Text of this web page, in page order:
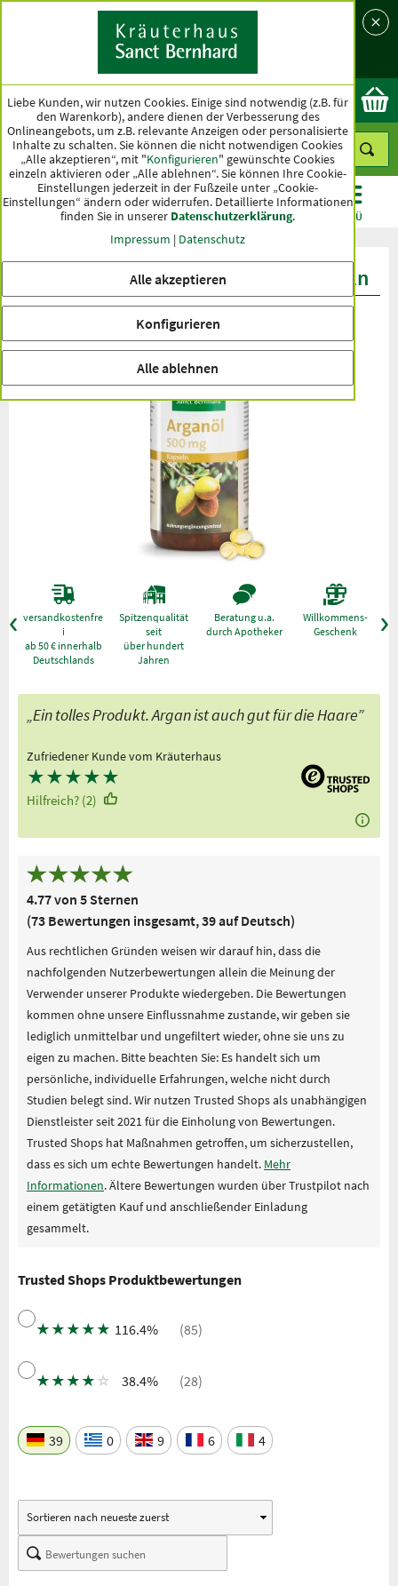
Land
Ok
KATEGORIEN ANGEBOTE TOPSELLER MENÜ
Produktbewertungen Arganöl-Kapseln
versandkostenfre
i
ab 50 € innerhalb
Deutschlands
Spitzenqualität
seit
über hundert
Jahren
Beratung u.a.
durch Apotheker
Willkommens-
Geschenk
„Ein tolles Produkt. Argan ist auch gut für die Haare”
Zufriedener Kunde vom Kräuterhaus
★★★★★
Hilfreich? (2)
4.77 von 5 Sternen
(73 Bewertungen insgesamt, 39 auf Deutsch)
Aus rechtlichen Gründen weisen wir darauf hin, dass die
nachfolgenden Nutzerbewertungen allein die Meinung der
Verwender unserer Produkte wiedergeben. Die Bewertungen
kommen ohne unsere Einflussnahme zustande, wir geben sie
lediglich unmittelbar und ungefiltert wieder, ohne sie uns zu
eigen zu machen. Bitte beachten Sie: Es handelt sich um
persönliche, individuelle Erfahrungen, welche nicht durch
Studien belegt sind. Wir nutzen Trusted Shops als unabhängigen
Dienstleister seit 2021 für die Einholung von Bewertungen.
Trusted Shops hat Maßnahmen getroffen, um sicherzustellen,
dass es sich um echte Bewertungen handelt. Mehr
Informationen. Ältere Bewertungen wurden über Trustpilot nach
einem getätigten Kauf und anschließender Einladung
gesammelt.
Trusted Shops Produktbewertungen
★ ★ ★ ★ ★ 116.4% (85)
★ ★ ★ ★ ☆ 38.4% (28)
39 0 9 6 4
Liebe Kunden, wir nutzen Cookies. Einige sind notwendig (z.B. für
den Warenkorb), andere dienen der Verbesserung des
Onlineangebots, um z.B. relevante Anzeigen oder personalisierte
Inhalte zu schalten. Sie können die nicht notwendigen Cookies
„Alle akzeptieren“, mit "Konfigurieren" gewünschte Cookies
einzeln aktivieren oder „Alle ablehnen“. Sie können Ihre Cookie-
Einstellungen jederzeit in der Fußzeile unter „Cookie-
Einstellungen“ ändern oder widerrufen. Detaillierte Informationen
finden Sie in unserer Datenschutzerklärung.
Impressum | Datenschutz
Alle akzeptieren
Konfigurieren
Alle ablehnen